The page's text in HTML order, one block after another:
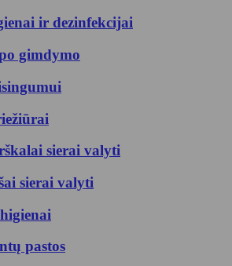
ir dezinfekcijai
gimdymo
sierai valyti
sierai valyti
pastos